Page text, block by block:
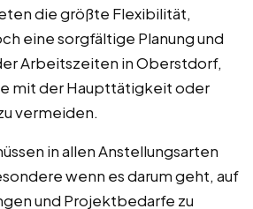
die größte Flexibilität,
eine sorgfältige Planung und
Arbeitszeiten in Oberstdorf,
mit der Haupttätigkeit oder
vermeiden.
in allen Anstellungsarten
wenn es darum geht, auf
und Projektbedarfe zu